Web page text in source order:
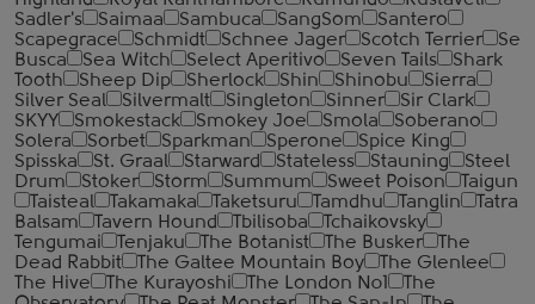
Sadler's
Saimaa Sambuca SangSom
Santero
Scapegrace
Schmidt Schnee Jager Scotch Terrier
Se
Busca
Sea Witch Select Aperitivo Seven Tails
Shark
Tooth
Sheep Dip Sherlock Shin Shinobu
Sierra
Silver Seal
Silvermalt Singleton Sinner
Sir Clark
SKYY
Smokestack Smokey Joe Smola
Soberano
Solera
Sorbet Sparkman Sperone
Spice King
Spisska
St. Graal Starward Stateless Stauning
Steel
Drum
Stoker Storm Summum Sweet Poison
Taigun
Taisteal
Takamaka Taketsuru Tamdhu Tanglin
Tatra
Balsam
Tavern Hound Tbilisoba
Tchaikovsky
Tengumai
Tenjaku The Botanist The Busker
The
Dead Rabbit
The Galtee Mountain Boy
The Glenlee
The Hive
The Kurayoshi The London №1
The